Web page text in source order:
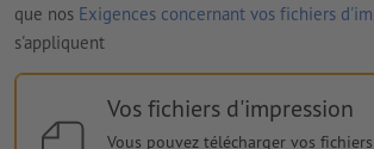
que nos Exigences concernant vos fichiers
s'appliquent
Vos fichiers d'impression
Vous pouvez télécharger vos